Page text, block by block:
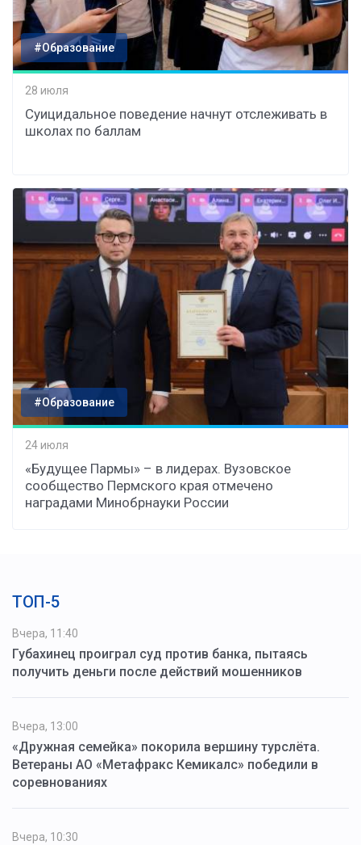
#Образование
28 июля
Суицидальное поведение начнут отслеживать в
школах по баллам
#Образование
24 июля
«Будущее Пармы» – в лидерах. Вузовское
сообщество Пермского края отмечено
наградами Минобрнауки России
ТОП-5
Вчера, 11:40
Губахинец проиграл суд против банка, пытаясь
получить деньги после действий мошенников
Вчера, 13:00
«Дружная семейка» покорила вершину турслёта.
Ветераны АО «Метафракс Кемикалс» победили в
соревнованиях
Вчера, 10:30